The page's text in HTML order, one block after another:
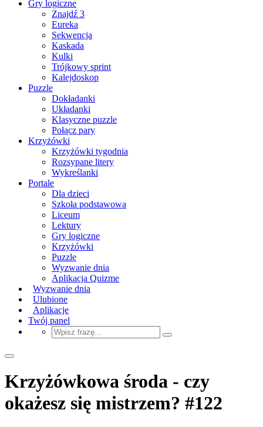
Gry logiczne
Znajdź 3
Eureka
Sekwencja
Kaskada
Kulki
Trójkowy sprint
Kalejdoskop
Puzzle
Dokładanki
Układanki
Klasyczne puzzle
Połącz pary
Krzyżówki
Krzyżówki tygodnia
Rozsypane litery
Wykreślanki
Portale
Dla dzieci
Szkoła podstawowa
Liceum
Lektury
Gry logiczne
Krzyżówki
Puzzle
Wyzwanie dnia
Aplikacja Quizme
Wyzwanie dnia
Ulubione
Aplikacje
Twój panel
Krzyżówkowa środa - czy
okażesz się mistrzem? #122